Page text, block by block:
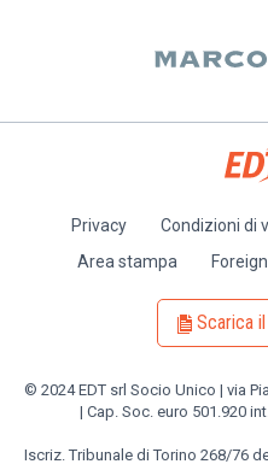
Privacy Condizioni di
Area stampa
Scarica
© 2024 EDT srl Socio Unico | via
| Cap. Soc. euro 501.920
Iscriz. Tribunale di Torino 268/76